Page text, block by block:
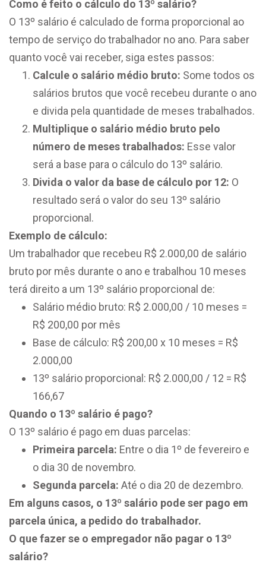
Como é feito o cálculo do 13º salário?
O 13º salário é calculado de forma proporcional ao
tempo de serviço do trabalhador no ano. Para saber
quanto você vai receber, siga estes passos:
Calcule o salário médio bruto: Some todos os
salários brutos que você recebeu durante o ano
e divida pela quantidade de meses trabalhados.
Multiplique o salário médio bruto pelo
número de meses trabalhados: Esse valor
será a base para o cálculo do 13º salário.
Divida o valor da base de cálculo por 12: O
resultado será o valor do seu 13º salário
proporcional.
Exemplo de cálculo:
Um trabalhador que recebeu R$ 2.000,00 de salário
bruto por mês durante o ano e trabalhou 10 meses
terá direito a um 13º salário proporcional de:
Salário médio bruto: R$ 2.000,00 / 10 meses =
R$ 200,00 por mês
Base de cálculo: R$ 200,00 x 10 meses = R$
2.000,00
13º salário proporcional: R$ 2.000,00 / 12 = R$
166,67
Quando o 13º salário é pago?
O 13º salário é pago em duas parcelas:
Primeira parcela: Entre o dia 1º de fevereiro e
o dia 30 de novembro.
Segunda parcela: Até o dia 20 de dezembro.
Em alguns casos, o 13º salário pode ser pago em
parcela única, a pedido do trabalhador.
O que fazer se o empregador não pagar o 13º
salário?